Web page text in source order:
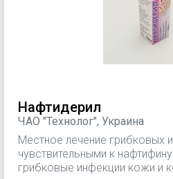
Нафтидерил
ЧАО "Технолог", Украина
Местное лечение грибковых
чувствительными к
грибковые инфекции кожи и